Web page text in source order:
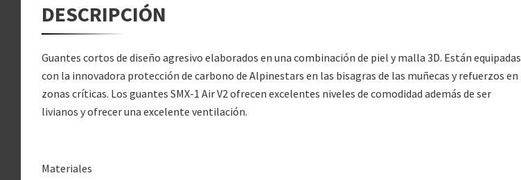
DESCRIPCIÓN
Guantes cortos de diseño agresivo elaborados en una combinación de piel y malla 3D. Están equipadas
con la innovadora protección de carbono de Alpinestars en las bisagras de las muñecas y refuerzos en
zonas críticas. Los guantes SMX-1 Air V2 ofrecen excelentes niveles de comodidad además de ser
livianos y ofrecer una excelente ventilación.
Materiales